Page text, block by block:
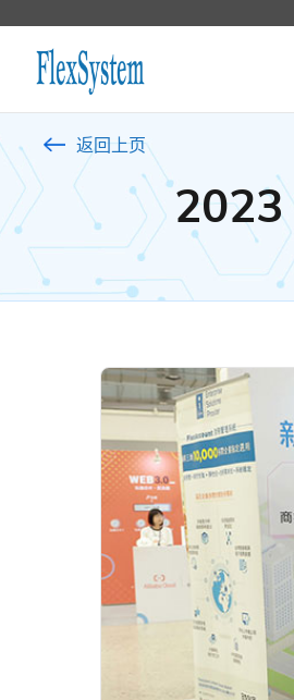
返回上页